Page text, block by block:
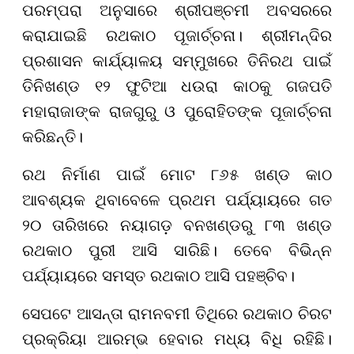
ପରମ୍ପରା ଅନୁସାରେ ଶ୍ରୀପଞ୍ଚମୀ ଅବସରରେ
କରାଯାଇଛି ରଥକାଠ ପୂଜାର୍ଚ୍ଚନା। ଶ୍ରୀମନ୍ଦିର
ପ୍ରଶାସନ କାର୍ଯ୍ୟାଳୟ ସମ୍ମୁଖରେ ତିନିରଥ ପାଇଁ
ତିନିଖଣ୍ଡ ୧୨ ଫୁଟିଆ ଧଉରା କାଠକୁ ଗଜପତି
ମହାରାଜାଙ୍କ ରାଜଗୁରୁ ଓ ପୁରୋହିତଙ୍କ ପୂଜାର୍ଚ୍ଚନା
କରିଛନ୍ତି।
ରଥ ନିର୍ମାଣ ପାଇଁ ମୋଟ ୮୬୫ ଖଣ୍ଡ କାଠ
ଆବଶ୍ୟକ ଥିବାବେଳେ ପ୍ରଥମ ପର୍ଯ୍ୟାୟରେ ଗତ
୨୦ ତାରିଖରେ ନୟାଗଡ଼ ବନଖଣ୍ଡରୁ ୮୩ ଖଣ୍ଡ
ରଥକାଠ ପୁରୀ ଆସି ସାରିଛି। ତେବେ ବିଭିନ୍ନ
ପର୍ଯ୍ୟାୟରେ ସମସ୍ତ ରଥକାଠ ଆସି ପହଞ୍ଚିବ।
ସେପଟେ ଆସନ୍ତା ରାମନବମୀ ତିଥିରେ ରଥକାଠ ଚିରଟ
ପ୍ରକ୍ରିୟା ଆରମ୍ଭ ହେବାର ମଧ୍ୟ ବିଧି ରହିଛି।